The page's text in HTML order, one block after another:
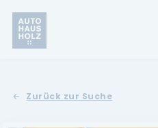
Zurück zur Suche